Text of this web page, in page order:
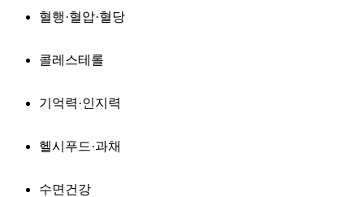
혈행·혈압·혈당
콜레스테롤
기억력·인지력
헬시푸드·과채
수면건강